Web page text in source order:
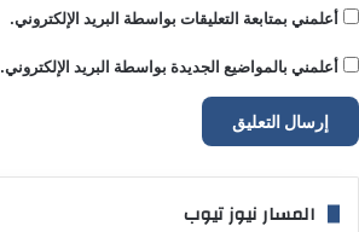
أعلمني بمتابعة التعليقات بواسطة البريد الإلكتروني.
أعلمني بالمواضيع الجديدة بواسطة البريد الإلكتروني.
المسار نيوز تيوب